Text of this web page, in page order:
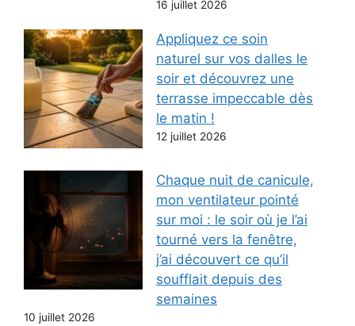
16 juillet 2026
Appliquez ce soin
naturel sur vos dalles le
soir et découvrez une
terrasse impeccable dès
le matin !
12 juillet 2026
Chaque nuit de canicule,
mon ventilateur pointé
sur moi : le soir où je l’ai
tourné vers la fenêtre,
j’ai découvert ce qu’il
soufflait depuis des
semaines
10 juillet 2026